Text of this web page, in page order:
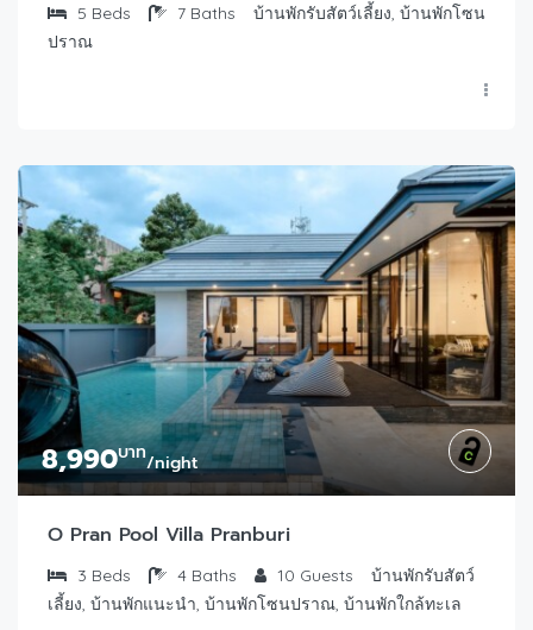
5 Beds 7 Baths
บ้านพักรับสัตว์เลี้ยง, บ้านพักโซน
ปราณ
8,990บาท/night
O Pran Pool Villa Pranburi
3 Beds 4 Baths 10 Guests
บ้านพักรับสัตว์
เลี้ยง, บ้านพักแนะนำ, บ้านพักโซนปราณ, บ้านพักใกล้ทะเล